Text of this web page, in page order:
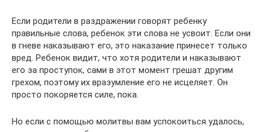
Если родители в раздражении говорят ребенку
правильные слова, ребенок эти слова не усвоит. Если они
в гневе наказывают его, это наказание принесет только
вред. Ребенок видит, что хотя родители и наказывают
его за проступок, сами в этот момент грешат другим
грехом, поэтому их вразумление его не исцеляет. Он
просто покоряется силе, пока.
Но если с помощью молитвы вам успокоиться удалось,